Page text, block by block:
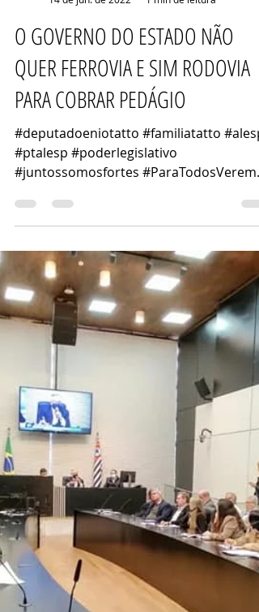
Assessoria Tatto
O GOVERNO DO ESTADO NÃO
QUER FERROVIA E SIM RODOVIA
PARA COBRAR PEDÁGIO
#deputadoeniotatto #familiatatto #alesp
#ptalesp #poderlegislativo
#juntossomosfortes #ParaTodosVerem